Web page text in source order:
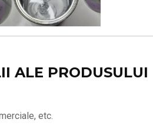
ALE PRODUSULUI
etc.